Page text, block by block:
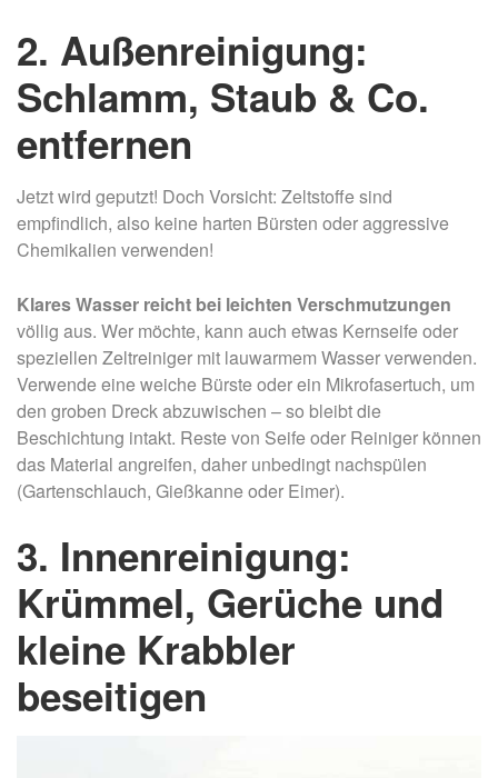
2. Außenreinigung:
Schlamm, Staub & Co.
entfernen
Jetzt wird geputzt! Doch Vorsicht: Zeltstoffe sind
empfindlich, also keine harten Bürsten oder aggressive
Chemikalien verwenden!
Klares Wasser reicht bei leichten Verschmutzungen
völlig aus. Wer möchte, kann auch etwas Kernseife oder
speziellen Zeltreiniger mit lauwarmem Wasser verwenden.
Verwende eine weiche Bürste oder ein Mikrofasertuch, um
den groben Dreck abzuwischen – so bleibt die
Beschichtung intakt. Reste von Seife oder Reiniger können
das Material angreifen, daher unbedingt nachspülen
(Gartenschlauch, Gießkanne oder Eimer).
3. Innenreinigung:
Krümmel, Gerüche und
kleine Krabbler
beseitigen